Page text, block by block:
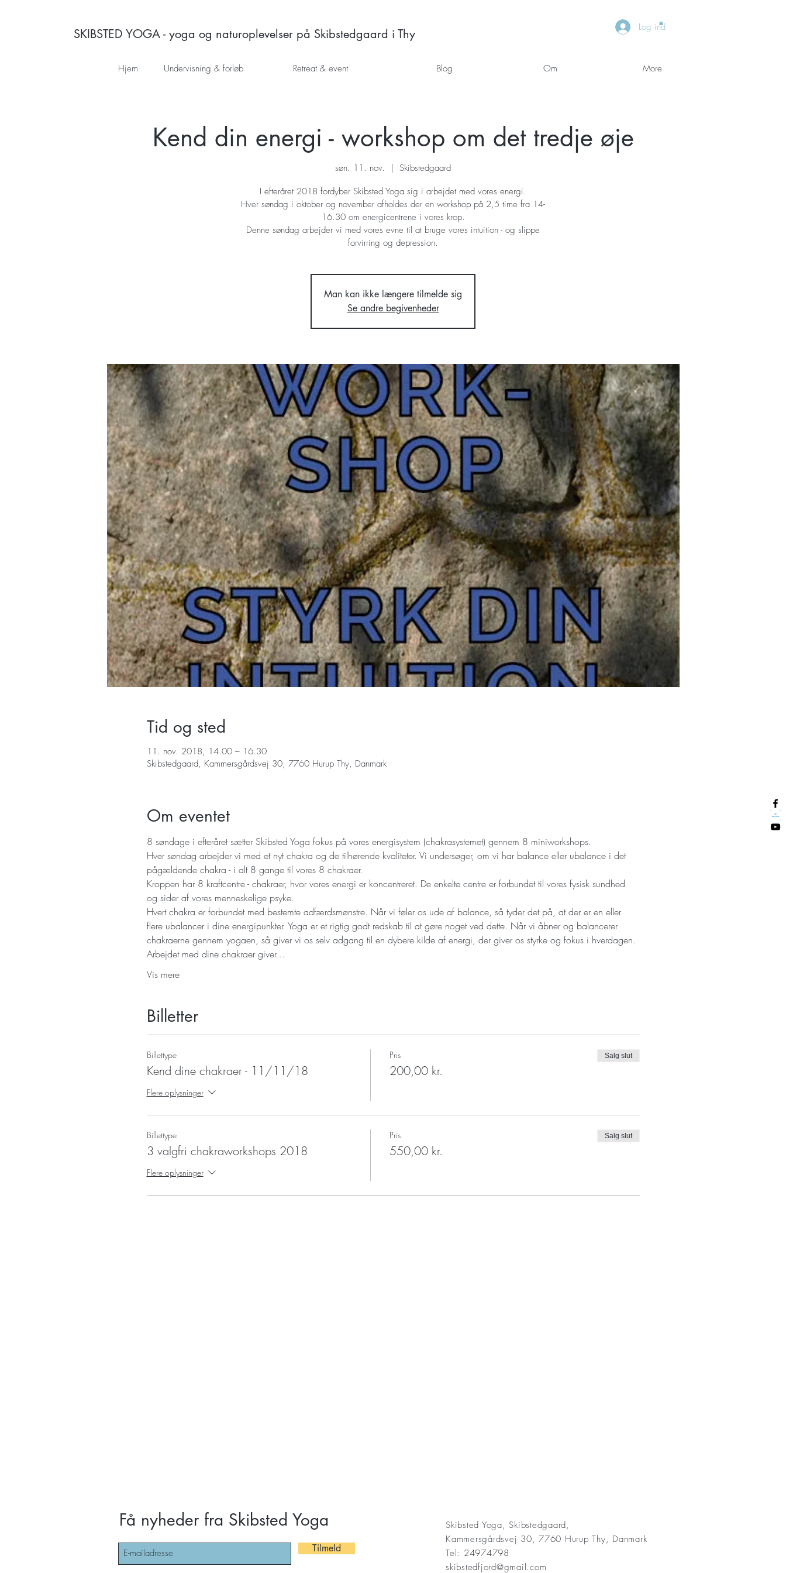
SKIBSTED YOGA - yoga og naturoplevelser på Skibstedgaard i Thy
Hjem Undervisning & forløb Retreat & event Blog Om More
Log ind
Kend din energi - workshop om det tredje øje
søn. 11. nov.
  |
Skibstedgaard
I efteråret 2018 fordyber Skibsted Yoga sig i arbejdet med vores energi.
Hver søndag i oktober og november afholdes der en workshop på 2,5 time fra 14-
16.30 om energicentrene i vores krop.
Denne søndag arbejder vi med vores evne til at bruge vores intuition - og slippe
forvirring og depression.
Man kan ikke længere tilmelde sig
Se andre begivenheder
Tid og sted
11. nov. 2018, 14.00 – 16.30
Skibstedgaard, Kammersgårdsvej 30, 7760 Hurup Thy, Danmark
Om eventet
Hver søndag arbejder vi med et nyt chakra og de tilhørende kvaliteter. Vi undersøger, om vi har balance eller ubalance i det
pågældende chakra - i alt 8 gange til vores 8 chakraer.
Kroppen har 8 kraftcentre - chakraer, hvor vores energi er koncentreret. De enkelte centre er forbundet til vores fysisk sundhed
Hvert chakra er forbundet med bestemte adfærdsmønstre. Når vi føler os ude af balance, så tyder det på, at der er en eller
flere ubalancer i dine energipunkter. Yoga er et rigtig godt redskab til at gøre noget ved dette. Når vi åbner og balancerer
Arbejdet med dine chakraer giver…
Vis mere
Billetter
Billettype
Kend dine chakraer - 11/11/18
Flere oplysninger
Pris
200,00 kr.
Salg slut
Billettype
3 valgfri chakraworkshops 2018
Flere oplysninger
Pris
550,00 kr.
Salg slut
Få nyheder fra Skibsted Yoga
Tilmeld
Skibsted Yoga, Skibstedgaard,
Kammersgårdsvej 30, 7760 Hurup Thy, Danmark
Tel: 24974798
skibstedfjord@gmail.com